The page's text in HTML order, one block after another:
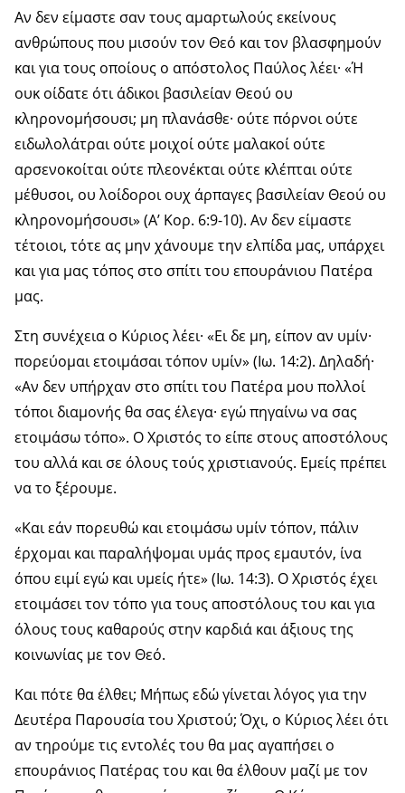
Αν δεν είμαστε σαν τους αμαρτωλούς εκείνους
ανθρώπους που μισούν τον Θεό και τον βλασφημούν
και για τους οποίους ο απόστολος Παύλος λέει· «Ή
ουκ οίδατε ότι άδικοι βασιλείαν Θεού ου
κληρονομήσουσι; μη πλανάσθε· ούτε πόρνοι ούτε
ειδωλολάτραι ούτε μοιχοί ούτε μαλακοί ούτε
αρσενοκοίται ούτε πλεονέκται ούτε κλέπται ούτε
μέθυσοι, ου λοίδοροι ουχ άρπαγες βασιλείαν Θεού ου
κληρονομήσουσι» (Α’ Κορ. 6:9-10). Αν δεν είμαστε
τέτοιοι, τότε ας μην χάνουμε την ελπίδα μας, υπάρχει
και για μας τόπος στο σπίτι του επουράνιου Πατέρα
μας.
Στη συνέχεια ο Κύριος λέει· «Ει δε μη, είπον αν υμίν·
πορεύομαι ετοιμάσαι τόπον υμίν» (Ιω. 14:2). Δηλαδή·
«Αν δεν υπήρχαν στο σπίτι του Πατέρα μου πολλοί
τόποι διαμονής θα σας έλεγα· εγώ πηγαίνω να σας
ετοιμάσω τόπο». Ο Χριστός το είπε στους αποστόλους
του αλλά και σε όλους τούς χριστιανούς. Εμείς πρέπει
να το ξέρουμε.
«Και εάν πορευθώ και ετοιμάσω υμίν τόπον, πάλιν
έρχομαι και παραλήψομαι υμάς προς εμαυτόν, ίνα
όπου ειμί εγώ και υμείς ήτε» (Ιω. 14:3). Ο Χριστός έχει
ετοιμάσει τον τόπο για τους αποστόλους του και για
όλους τους καθαρούς στην καρδιά και άξιους της
κοινωνίας με τον Θεό.
Και πότε θα έλθει; Μήπως εδώ γίνεται λόγος για την
Δευτέρα Παρουσία του Χριστού; Όχι, ο Κύριος λέει ότι
αν τηρούμε τις εντολές του θα μας αγαπήσει ο
επουράνιος Πατέρας του και θα έλθουν μαζί με τον